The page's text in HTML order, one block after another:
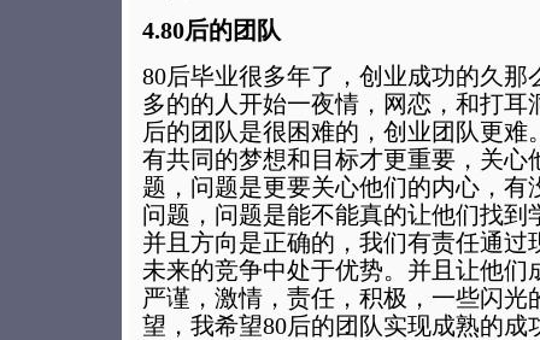
4.80后的团队
80后毕业很多年了，创业成功的久那
多的的人开始一夜情，网恋，和打耳
后的团队是很困难的，创业团队更难
有共同的梦想和目标才更重要，关心
题，问题是更要关心他们的内心，有
问题，问题是能不能真的让他们找到
并且方向是正确的，我们有责任通过
未来的竞争中处于优势。并且让他们
严谨，激情，责任，积极，一些闪光
望，我希望80后的团队实现成熟的成